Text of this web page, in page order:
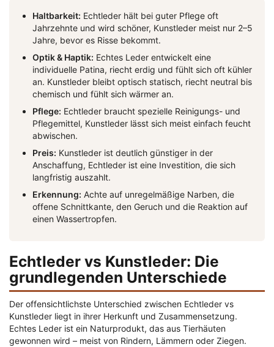
Haltbarkeit: Echtleder hält bei guter Pflege oft
Jahrzehnte und wird schöner, Kunstleder meist nur 2–5
Jahre, bevor es Risse bekommt.
Optik & Haptik: Echtes Leder entwickelt eine
individuelle Patina, riecht erdig und fühlt sich oft kühler
an. Kunstleder bleibt optisch statisch, riecht neutral bis
chemisch und fühlt sich wärmer an.
Pflege: Echtleder braucht spezielle Reinigungs- und
Pflegemittel, Kunstleder lässt sich meist einfach feucht
abwischen.
Preis: Kunstleder ist deutlich günstiger in der
Anschaffung, Echtleder ist eine Investition, die sich
langfristig auszahlt.
Erkennung: Achte auf unregelmäßige Narben, die
offene Schnittkante, den Geruch und die Reaktion auf
einen Wassertropfen.
Echtleder vs Kunstleder: Die
grundlegenden Unterschiede
Der offensichtlichste Unterschied zwischen Echtleder vs
Kunstleder liegt in ihrer Herkunft und Zusammensetzung.
Echtes Leder ist ein Naturprodukt, das aus Tierhäuten
gewonnen wird – meist von Rindern, Lämmern oder Ziegen.